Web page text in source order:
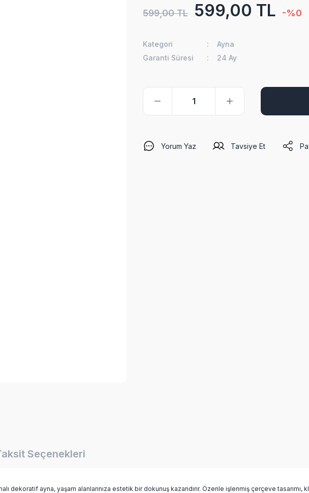
599,00 TL 599,00 TL -%0
Kategori
Ayna
Garanti Süresi
24 Ay
Yorum Yaz Tavsiye Et
Seçenekleri
dekoratif ayna, yaşam alanlarınıza estetik bir dokunuş kazandırır. Özenle işlenmiş çerçeve